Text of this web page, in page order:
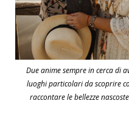
Due anime sempre in cerca di
luoghi particolari da scoprire
raccontare le bellezze